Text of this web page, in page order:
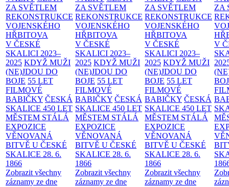
ZA SVĚTLEM
REKONSTRUKCE
VOJENSKÉHO
HŘBITOVA
V ČESKÉ
SKALICI 2023–
2025 KDYŽ MUŽI
(NE)JDOU DO
BOJE 55 LET
FILMOVÉ
BABIČKY ČESKÁ
SKALICE 450 LET
MĚSTEM STÁLÁ
EXPOZICE
VĚNOVANÁ
BITVĚ U ČESKÉ
SKALICE 28. 6.
1866
Zobrazit všechny
záznamy ze dne
ZA SVĚTLEM
REKONSTRUKCE
VOJENSKÉHO
HŘBITOVA
V ČESKÉ
SKALICI 2023–
2025 KDYŽ MUŽI
(NE)JDOU DO
BOJE 55 LET
FILMOVÉ
BABIČKY ČESKÁ
SKALICE 450 LET
MĚSTEM STÁLÁ
EXPOZICE
VĚNOVANÁ
BITVĚ U ČESKÉ
SKALICE 28. 6.
1866
Zobrazit všechny
záznamy ze dne
ZA SVĚTLEM
REKONSTRUKCE
VOJENSKÉHO
HŘBITOVA
V ČESKÉ
SKALICI 2023–
2025 KDYŽ MUŽI
(NE)JDOU DO
BOJE 55 LET
FILMOVÉ
BABIČKY ČESKÁ
SKALICE 450 LET
MĚSTEM STÁLÁ
EXPOZICE
VĚNOVANÁ
BITVĚ U ČESKÉ
SKALICE 28. 6.
1866
Zobrazit všechny
záznamy ze dne
ZA
V